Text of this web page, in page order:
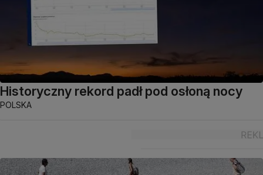
Historyczny rekord padł pod osłoną nocy
POLSKA